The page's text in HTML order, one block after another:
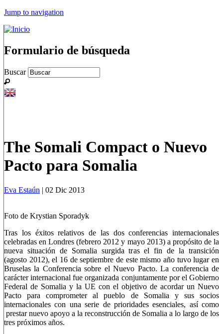
Jump to navigation
Formulario de búsqueda
Buscar
The Somali Compact o Nuevo
Pacto para Somalia
Eva Estaún | 02 Dic 2013
Foto de Krystian Sporadyk
Tras los éxitos relativos de las dos conferencias internacionales
celebradas en Londres (febrero 2012 y mayo 2013) a propósito de la
nueva situación de Somalia surgida tras el fin de la transición
(agosto 2012), el 16 de septiembre de este mismo año tuvo lugar en
Bruselas la Conferencia sobre el Nuevo Pacto. La conferencia de
carácter internacional fue organizada conjuntamente por el Gobierno
Federal de Somalia y la UE con el objetivo de acordar un Nuevo
Pacto para comprometer al pueblo de Somalia y sus socios
internacionales con una serie de prioridades esenciales, así como
prestar nuevo apoyo a la reconstrucción de Somalia a lo largo de los
tres próximos años.